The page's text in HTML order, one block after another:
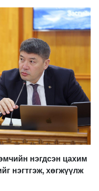
нэгдсэн цахим
нэгтгэж, хөгжүүлж